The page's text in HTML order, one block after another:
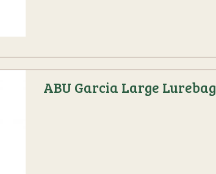
ABU Garcia Large Lurebag